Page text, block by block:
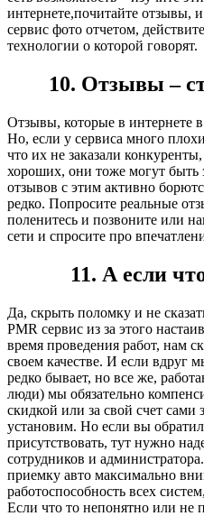
интернете,почитайте отзывы,
сервис фото отчетом,
технологии о которой говорят.
10. Отзывы –
Отзывы, которые в интернете
Но, если у сервиса много
что их не заказали
хороших, они тоже могут быть
отзывов с этим активно
редко. Попросите реальные
поленитесь и позвоните или
сети и спросите про
11. А если
Да, скрыть поломку и не
PMR сервис из за этого
время проведения работ, нам
своем качестве. И если вдруг
редко бывает, но все же,
люди) мы обязательно
скидкой или за свой счет сами
установим. Но если вы
присутствовать, тут нужно
сотрудников и
приемку авто максимально
работоспособность всех
Если что то непонятно или не